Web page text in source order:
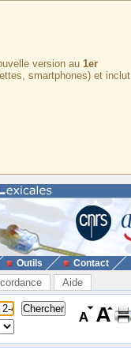
version au 1er
smartphones) et inclut
Outils Contact
Aide